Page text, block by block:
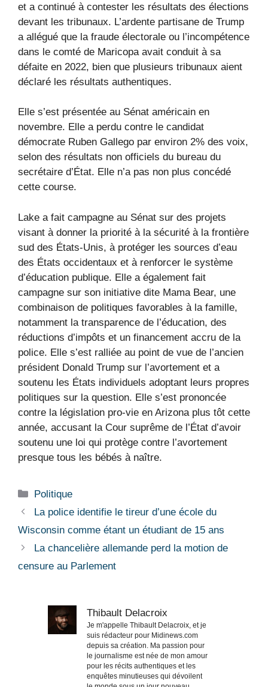
et a continué à contester les résultats des élections
devant les tribunaux. L’ardente partisane de Trump
a allégué que la fraude électorale ou l’incompétence
dans le comté de Maricopa avait conduit à sa
défaite en 2022, bien que plusieurs tribunaux aient
déclaré les résultats authentiques.
Elle s’est présentée au Sénat américain en
novembre. Elle a perdu contre le candidat
démocrate Ruben Gallego par environ 2% des voix,
selon des résultats non officiels du bureau du
secrétaire d’État. Elle n’a pas non plus concédé
cette course.
Lake a fait campagne au Sénat sur des projets
visant à donner la priorité à la sécurité à la frontière
sud des États-Unis, à protéger les sources d’eau
des États occidentaux et à renforcer le système
d’éducation publique. Elle a également fait
campagne sur son initiative dite Mama Bear, une
combinaison de politiques favorables à la famille,
notamment la transparence de l’éducation, des
réductions d’impôts et un financement accru de la
police. Elle s’est ralliée au point de vue de l’ancien
président Donald Trump sur l’avortement et a
soutenu les États individuels adoptant leurs propres
politiques sur la question. Elle s’est prononcée
contre la législation pro-vie en Arizona plus tôt cette
année, accusant la Cour suprême de l’État d’avoir
soutenu une loi qui protège contre l’avortement
presque tous les bébés à naître.
Catégories
Politique
La police identifie le tireur d’une école du
Wisconsin comme étant un étudiant de 15 ans
La chancelière allemande perd la motion de
censure au Parlement
Thibault Delacroix
Je m'appelle Thibault Delacroix, et je
suis rédacteur pour Midinews.com
depuis sa création. Ma passion pour
le journalisme est née de mon amour
pour les récits authentiques et les
enquêtes minutieuses qui dévoilent